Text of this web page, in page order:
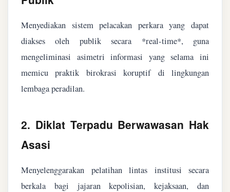
Menyediakan sistem pelacakan perkara yang dapat
diakses oleh publik secara *real-time*, guna
mengeliminasi asimetri informasi yang selama ini
memicu praktik birokrasi koruptif di lingkungan
lembaga peradilan.
2. Diklat Terpadu Berwawasan Hak
Asasi
Menyelenggarakan pelatihan lintas institusi secara
berkala bagi jajaran kepolisian, kejaksaan, dan